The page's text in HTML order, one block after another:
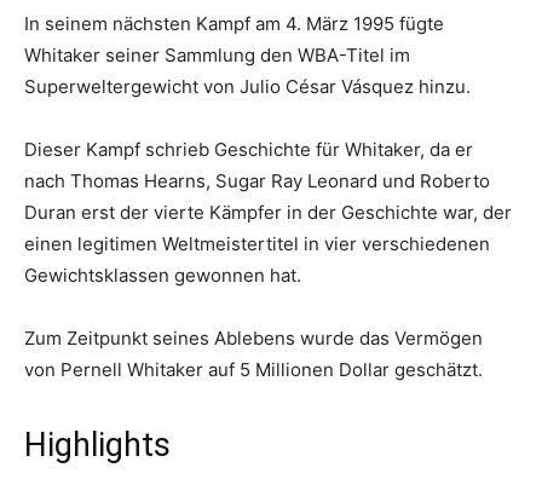
In seinem nächsten Kampf am 4. März 1995 fügte
Whitaker seiner Sammlung den WBA-Titel im
Superweltergewicht von Julio César Vásquez hinzu.
Dieser Kampf schrieb Geschichte für Whitaker, da er
nach Thomas Hearns, Sugar Ray Leonard und Roberto
Duran erst der vierte Kämpfer in der Geschichte war, der
einen legitimen Weltmeistertitel in vier verschiedenen
Gewichtsklassen gewonnen hat.
Zum Zeitpunkt seines Ablebens wurde das Vermögen
von Pernell Whitaker auf 5 Millionen Dollar geschätzt.
Highlights